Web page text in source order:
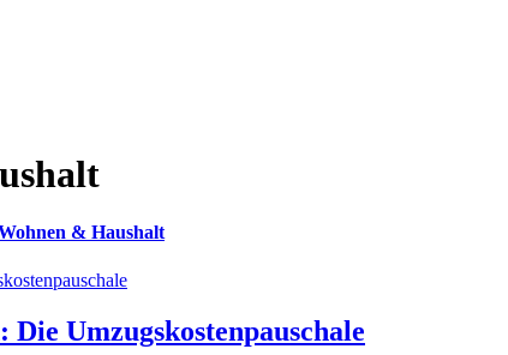
& Haushalt
Die Umzugskostenpauschale